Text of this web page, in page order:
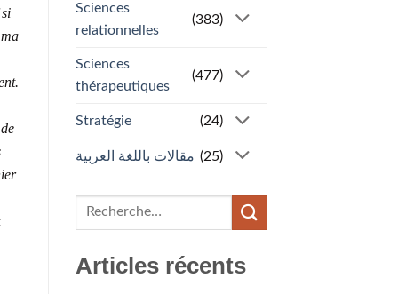
Sciences
relationnelles
(383)
Sciences
thérapeutiques
(477)
Stratégie (24)
مقالات باللغة العربية (25)
Articles récents